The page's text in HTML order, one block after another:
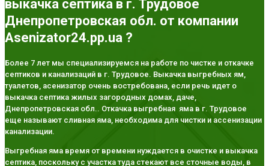
выкачка септика в г. Трудовое
Днепропетровская обл. от компании
Asenizator24.pp.ua ?
Более 7 лет мы специализируемся на работе по чистке и откачке
септиков и канализаций в г. Трудовое. Выкачка выгребных ям,
туалетов, асенизатор очень востребована, если речь идет о
выкачка септика жилых загородных домах, даче,
Днепропетровская обл.. Откачка выгребная яма в г. Трудовое
еще называют сливная яма, необходима для чистки и ассенизации
канализации.
Выгребная яма время от времени нуждается в очистке и выкачка
септика, поскольку с участка туда стекают все сточные воды, в